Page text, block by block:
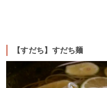
【すだち】すだち麺